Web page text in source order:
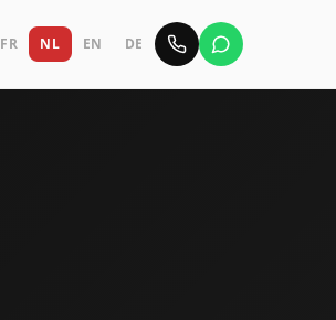
FR NL EN DE